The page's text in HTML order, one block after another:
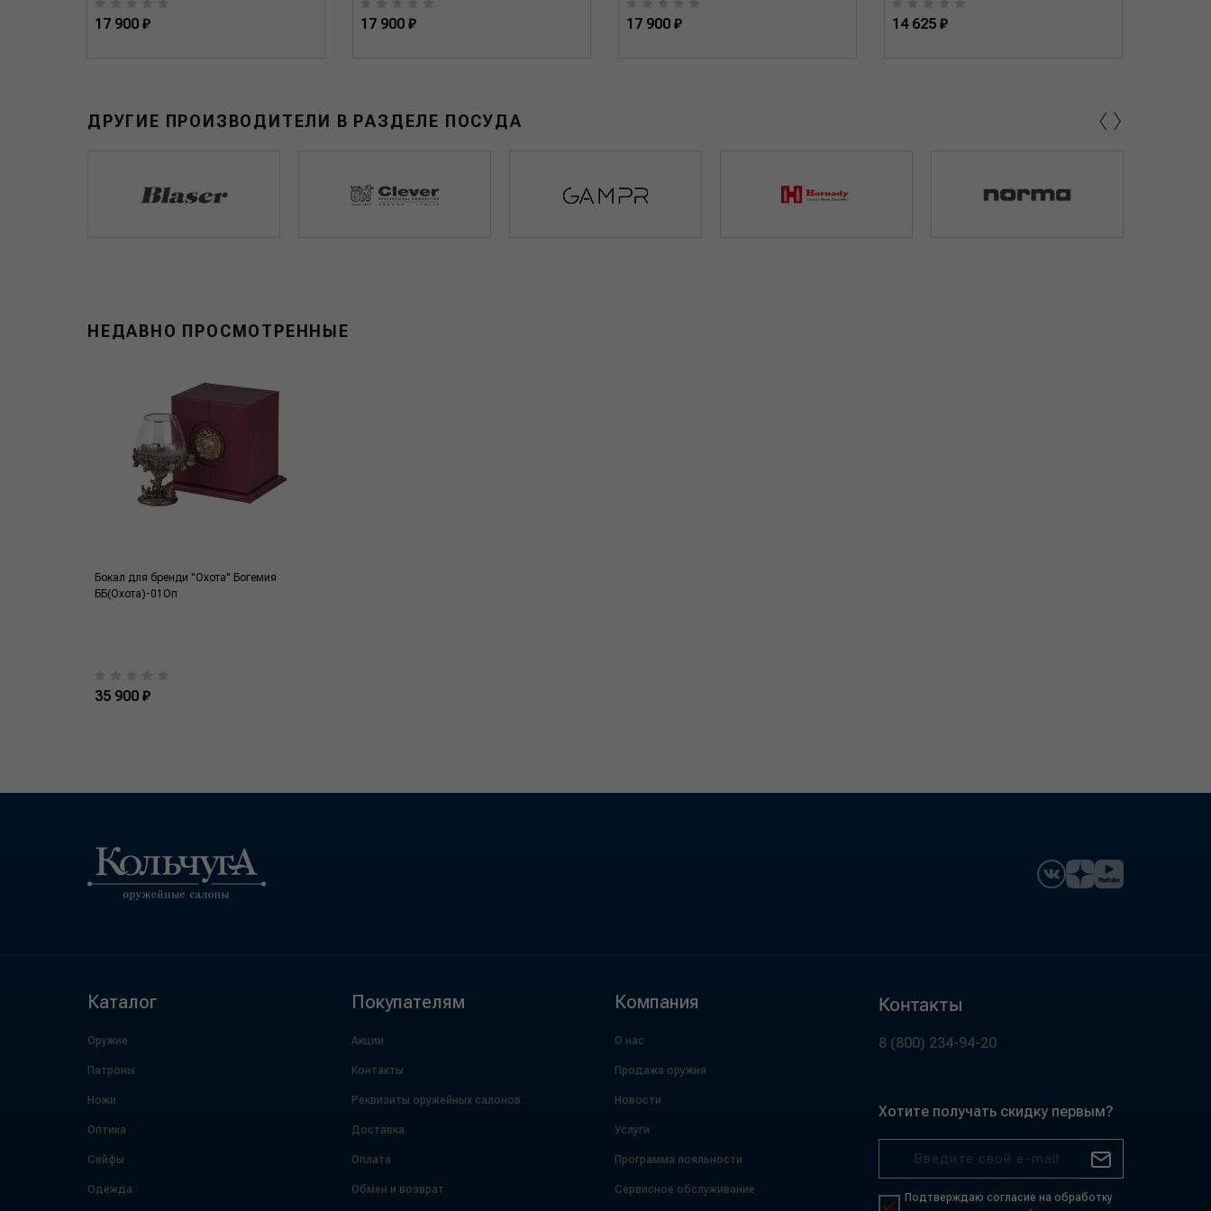
17 900 ₽ 17 900 ₽ 17 900 ₽ 14 625 ₽
ДРУГИЕ ПРОИЗВОДИТЕЛИ В РАЗДЕЛЕ ПОСУДА ‹›
НЕДАВНО ПРОСМОТРЕННЫЕ
Бокал для бренди "Охота" Богемия
ББ(Охота)-01Оп
35 900 ₽
Каталог
Оружие
Патроны
Ножи
Оптика
Сейфы
Одежда
Покупателям
Акции
Контакты
Реквизиты оружейных салонов
Доставка
Оплата
Обмен и возврат
Компания
О нас
Продажа оружия
Новости
Услуги
Программа лояльности
Сервисное обслуживание
Контакты
8 (800) 234-94-20
Хотите получать скидку первым?
Подтверждаю согласие на обработку